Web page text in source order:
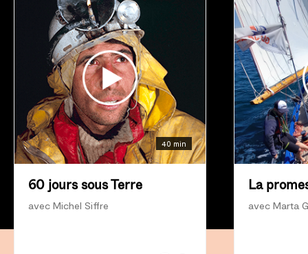
40 min
60 jours sous Terre
avec Michel Siffre
La
avec Marta